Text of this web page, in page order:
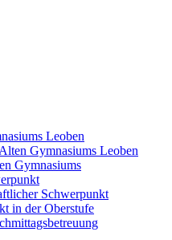
Leoben
Gymnasiums Leoben
Gymnasiums
Schwerpunkt
in der Oberstufe